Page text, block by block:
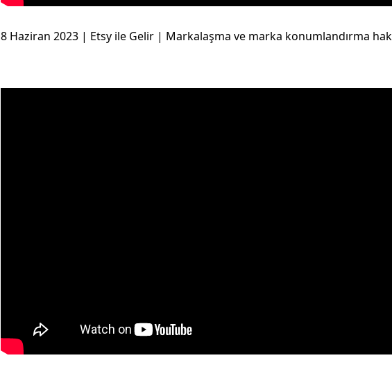
8 Haziran 2023 | Etsy ile Gelir | Markalaşma ve marka konumlandırma